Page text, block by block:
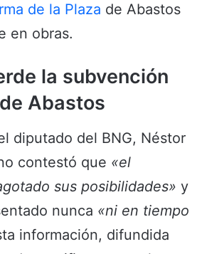
de la Plaza de Abastos
en obras.
la subvención
Abastos
diputado del BNG, Néstor
contestó que «el
sus posibilidades» y
nunca «ni en tiempo
información, difundida